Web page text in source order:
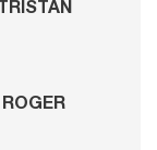
TRISTAN
ROGER